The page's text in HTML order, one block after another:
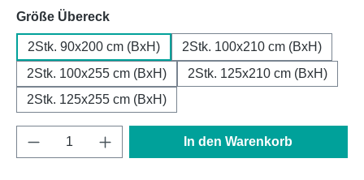
Größe Übereckauswählen
2Stk. 90x200 cm (BxH)
2Stk. 100x210 cm (BxH)
2Stk. 100x255 cm (BxH)
2Stk. 125x210 cm (BxH)
2Stk. 125x255 cm (BxH)
Produkt Anzahl: Gib den gewünschten
In den Warenkorb